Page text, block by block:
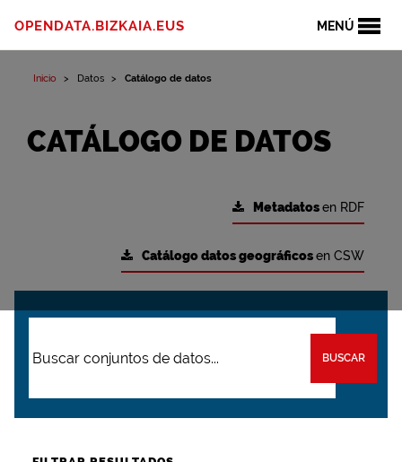
MENÚ
OPENDATA.BIZKAIA.EUS
Inicio Datos Catálogo de datos
CATÁLOGO DE DATOS
Metadatosen RDF
Catálogo datos geográficosen CSW
BUSCAR